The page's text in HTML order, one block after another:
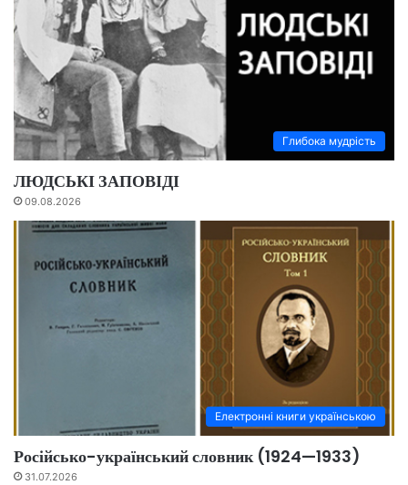
Глибока мудрість
ЛЮДСЬКІ ЗАПОВІДІ
09.08.2026
Електронні книги українською
Російсько-український словник (1924—1933)
31.07.2026